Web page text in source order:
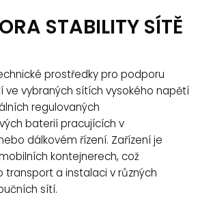
STABILITY SÍTĚ
prostředky pro podporu
ve vybraných sítích vysokého napětí
regulovaných
baterií pracujících v
dálkovém řízení. Zařízení je
kontejnerech, což
transport a instalaci v různých
sítí.